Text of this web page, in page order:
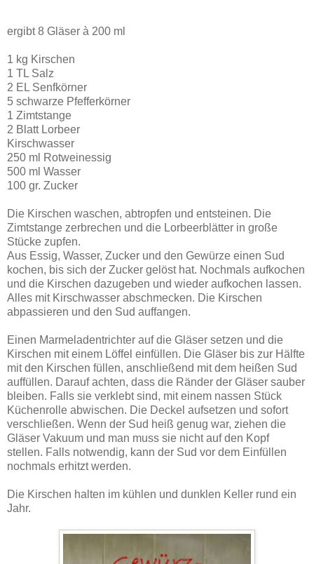
ergibt 8 Gläser à 200 ml
1 kg Kirschen
1 TL Salz
2 EL Senfkörner
5 schwarze Pfefferkörner
1 Zimtstange
2 Blatt Lorbeer
Kirschwasser
250 ml Rotweinessig
500 ml Wasser
100 gr. Zucker
Die Kirschen waschen, abtropfen und entsteinen. Die
Zimtstange zerbrechen und die Lorbeerblätter in große
Stücke zupfen.
Aus Essig, Wasser, Zucker und den Gewürze einen Sud
kochen, bis sich der Zucker gelöst hat. Nochmals aufkochen
und die Kirschen dazugeben und wieder aufkochen lassen.
Alles mit Kirschwasser abschmecken. Die Kirschen
abpassieren und den Sud auffangen.
Einen Marmeladentrichter auf die Gläser setzen und die
Kirschen mit einem Löffel einfüllen. Die Gläser bis zur Hälfte
mit den Kirschen füllen, anschließend mit dem heißen Sud
auffüllen. Darauf achten, dass die Ränder der Gläser sauber
bleiben. Falls sie verklebt sind, mit einem nassen Stück
Küchenrolle abwischen. Die Deckel aufsetzen und sofort
verschließen. Wenn der Sud heiß genug war, ziehen die
Gläser Vakuum und man muss sie nicht auf den Kopf
stellen. Falls notwendig, kann der Sud vor dem Einfüllen
nochmals erhitzt werden.
Die Kirschen halten im kühlen und dunklen Keller rund ein
Jahr.